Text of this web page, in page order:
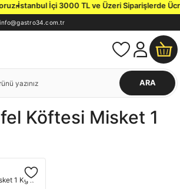
İstanbul İçi 3000 TL ve Üzeri Siparişlerde
info@gastro34.com.tr
ARA
Köftesi Misket 1
1 Kg x